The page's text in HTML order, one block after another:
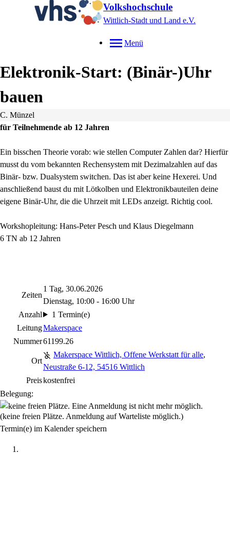
Volkshochschule
Wittlich-Stadt und Land e.V.
Menü
Elektronik-Start: (Binär-)Uhr
bauen
C. Münzel
für Teilnehmende ab 12 Jahren
Ein bisschen Theorie vorab: wie stellen Computer Zahlen dar? Hierfür
musst du vom bekannten Rechensystem mit Dezimalzahlen auf das
Binär- bzw. Dualsystem switchen. Das ist aber keine Hexerei. Und
anschließend baust du mit Lötkolben und Elektronikbauteilen deine
eigene Binär-Uhr, die die Uhrzeit mit LEDs anzeigt. Richtig cool.
Workshopleitung: Hans-Peter Pesch und Klaus Diegelmann
6 TN ab 12 Jahren
Zeiten
1 Tag, 30.06.2026
Dienstag, 10:00 - 16:00 Uhr
Anzahl
1 Termin(e)
LeitungMakerspace
Nummer61199.26
Ort
Makerspace Wittlich, Offene Werkstatt für alle,
Neustraße 6-12, 54516 Wittlich
Preiskostenfrei
Belegung:
(keine freien Plätze. Anmeldung auf Warteliste möglich.)
Termin(e) im Kalender speichern